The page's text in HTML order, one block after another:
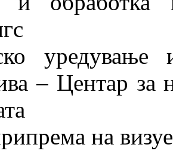
уредување
– Центар за
на